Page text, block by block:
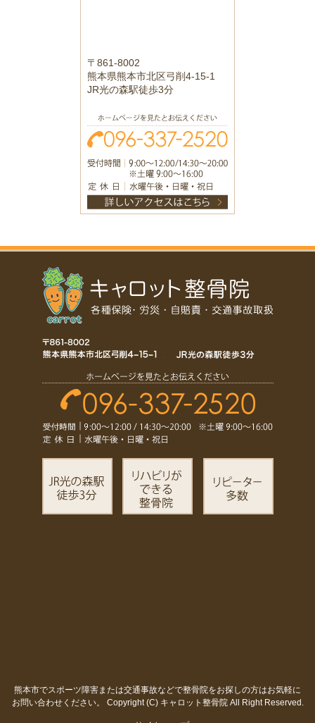
〒861-8002
熊本県熊本市北区弓削4-15-1
JR光の森駅徒歩3分
熊本市でスポーツ障害または交通事故などで整骨院をお探しの方はお気軽に
お問い合わせください。 Copyright (C) キャロット整骨院 All Right Reserved.